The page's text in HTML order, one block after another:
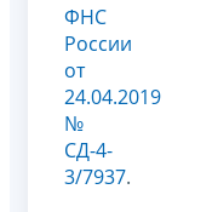
ФНС
России
от
24.04.2019
№
СД-4-
3/7937.